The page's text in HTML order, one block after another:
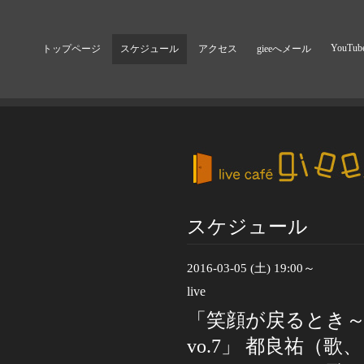
トップページ スケジュール アクセス gieeへメール
スケジュール
2016-03-05 (土) 19:00～
live
「笑顔が戻るとき
vo.7」 都良祐（歌